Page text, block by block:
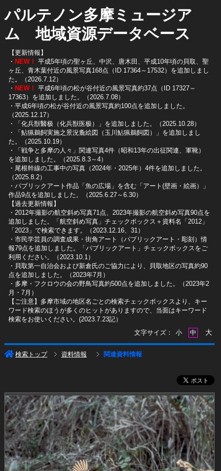
パルテノン多摩ミュージア
ム 地域資源データベース
【更新情報】
・ NEW！ 平成5年頃の聖ヶ丘、中沢、唐木田、平成10年頃の貝取、聖
ヶ丘、青木葉付近の風景写真168点（ID 17364～17532）を追加しまし
た。（2026.7.12）
・ NEW！ 平成6年頃の松が谷付近の風景写真約37点（ID 17327～
17363）を追加しました。（2026.7.08）
・平成6年頃の松が谷付近の風景写真約100点を追加しました。
（2025.12.17）
・「化兵獣醫极（化兵獣医极）」を追加しました。（2025.10.28）
・「鮎猟鵜飼実施之景況麁絵図（玉川鮎猟鵜飼図）」を追加しまし
た。（2025.10.19）
​・「戦争と多摩の人々」関連写真4件（昭和13年の出征関連、軍靴）
を追加しました。（2025.8.3～4）
​・尾根幹線の工事中の写真（2024年・2025年）4件を追加しました。
（2025.8.2）
​・パブリックアート作品「魚の広場」を含む「アート(壁画・絵画）」
作品9点を追加しました。（2025.6.27～6.30）
【過去更新情報】
・2012年撮影の航空斜め写真71点、2023年撮影の航空斜め写真90点を
追加しました。「航空斜め写真」チェックボックス＋資料名「2012」
「2023」で検索できます。（2023.12.16、31）
​・市民学芸員の調査成果・街角アート（パブリックアート・彫刻）情
報79点を追加しました。「パブリックアート」チェックボックスをご
利用ください。（2023.10.1）
・貝取第一自治会および新倉氏のご協力により、貝取地区の写真約90
点を追加しました。（2023年7月）
・多摩・フクロウの会の野鳥写真約500点を追加しました。（2023年2
月・7月）
【ご注意】多摩市域の地区名ごとの検索チェックボックスより、キー
ワード検索のほうが多くのヒットがありますので、当面はキーワード
検索をお使いください。(2023.7.23記）
文字サイズ：
小 中 大
検索トップ 資料情報 関連資料情報